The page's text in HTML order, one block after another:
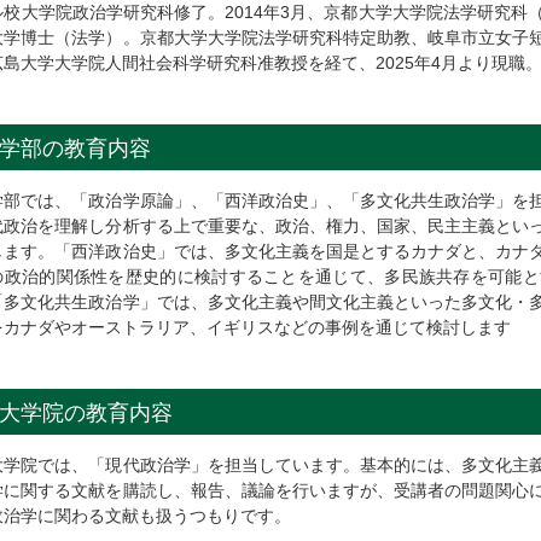
校大学院政治学研究科修了。2014年3月、京都大学大学院法学研究科
学博士（法学）。京都大学大学院法学研究科特定助教、岐阜市立女子
島大学大学院人間社会科学研究科准教授を経て、2025年4月より現職
学部の教育内容
部では、「政治学原論」、「西洋政治史」、「多文化共生政治学」を
政治を理解し分析する上で重要な、政治、権力、国家、民主主義とい
ます。「西洋政治史」では、多文化主義を国是とするカナダと、カナ
政治的関係性を歴史的に検討することを通じて、多民族共存を可能
多文化共生政治学」では、多文化主義や間文化主義といった多文化・
カナダやオーストラリア、イギリスなどの事例を通じて検討します
大学院の教育内容
学院では、「現代政治学」を担当しています。基本的には、多文化主
に関する文献を購読し、報告、議論を行いますが、受講者の問題関心
治学に関わる文献も扱うつもりです。